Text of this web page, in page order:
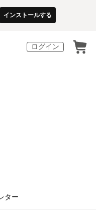
インストールする
ログイン
ター